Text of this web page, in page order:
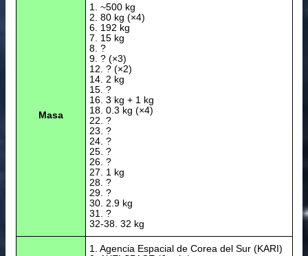
Masa
1. ~500 kg
2. 80 kg (×4)
6. 192 kg
7. 15 kg
8. ?
9. ? (×3)
12. ? (×2)
14. 2 kg
15. ?
16. 3 kg + 1 kg
18. 0.3 kg (×4)
22. ?
23. ?
24. ?
25. ?
26. ?
27. 1 kg
28. ?
29. ?
30. 2.9 kg
31. ?
32-38. 32 kg
1. Agencia Espacial de Corea del Sur (KARI)